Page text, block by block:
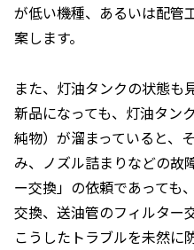
が低い機種、あるいは配管
案します。
また、灯油タンクの状態も
新品になっても、灯油タン
純物）が溜まっていると、
み、ノズル詰まりなどの故
ー交換」の依頼であっても
交換、送油管のフィルター
こうしたトラブルを未然に